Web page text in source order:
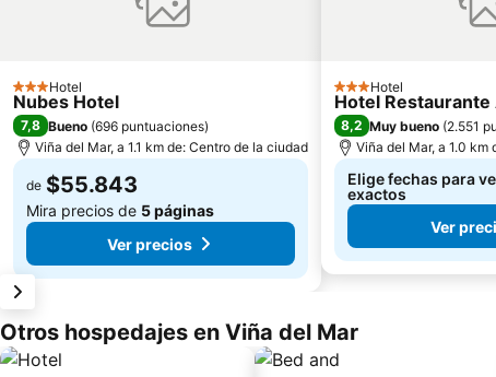
3 Estrellas
Hotel
Nubes Hotel
7,8 Bueno (696 puntuaciones)
Viña del Mar, a 1.1 km de: Centro de la ciudad
de $55.843
Mira precios de 5 páginas
Ver precios
3 Estrellas
Hotel
Hotel Restaurante
8,2 Muy bueno (2.551
Viña del Mar, a 1.0 km
Elige fechas para
exactos
Ver
Otros hospedajes en Viña del Mar